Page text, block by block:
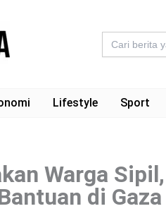
Search
for:
Lifestyle Sport
Warga
di Gaza